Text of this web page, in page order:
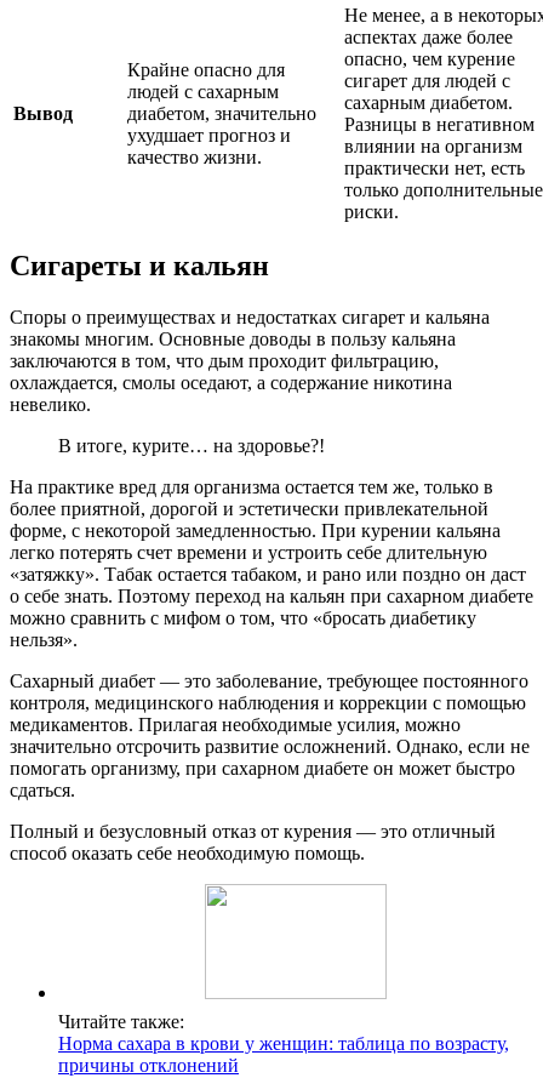
Вывод
Крайне опасно для
людей с сахарным
диабетом, значительно
ухудшает прогноз и
качество жизни.
Не менее, а в
аспектах даже более
опасно, чем курение
сигарет для людей с
сахарным диабетом.
Разницы в негативном
влиянии на организм
практически нет, есть
только дополнительные
риски.
Сигареты и кальян
Споры о преимуществах и недостатках сигарет и кальяна
знакомы многим. Основные доводы в пользу кальяна
заключаются в том, что дым проходит фильтрацию,
охлаждается, смолы оседают, а содержание никотина
невелико.
В итоге, курите… на здоровье?!
На практике вред для организма остается тем же, только в
более приятной, дорогой и эстетически привлекательной
форме, с некоторой замедленностью. При курении кальяна
легко потерять счет времени и устроить себе длительную
«затяжку». Табак остается табаком, и рано или поздно он даст
о себе знать. Поэтому переход на кальян при сахарном диабете
можно сравнить с мифом о том, что «бросать диабетику
нельзя».
Сахарный диабет — это заболевание, требующее постоянного
контроля, медицинского наблюдения и коррекции с помощью
медикаментов. Прилагая необходимые усилия, можно
значительно отсрочить развитие осложнений. Однако, если не
помогать организму, при сахарном диабете он может быстро
сдаться.
Полный и безусловный отказ от курения — это отличный
способ оказать себе необходимую помощь.
Читайте также:
Норма сахара в крови у женщин: таблица по возрасту,
причины отклонений